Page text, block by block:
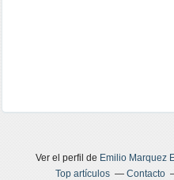
Ver el perfil de Emilio Marquez
Top artículos
Contacto